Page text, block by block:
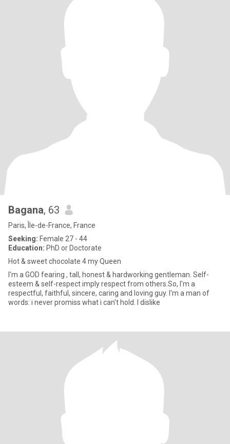
Bagana, 63
Paris, Île-de-France, France
Seeking: Female 27 - 44
Education: PhD or Doctorate
Hot & sweet chocolate 4 my Queen
I'm a GOD fearing , tall, honest & hardworking gentleman. Self-
esteem & self-respect imply respect from others.So, I'm a
respectful, faithful, sincere, caring and loving guy. I'm a man of
words: i never promiss what i can't hold. I dislike